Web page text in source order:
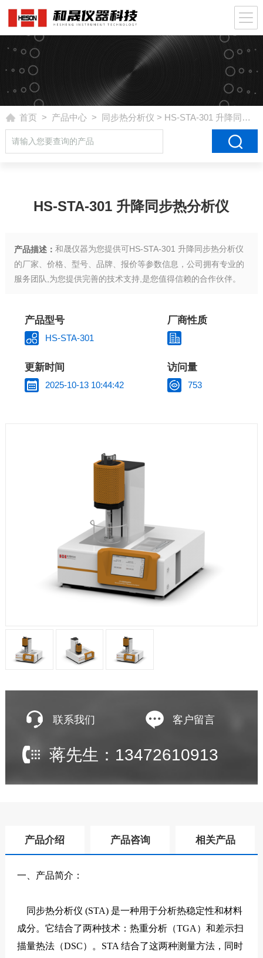
首页 > 产品中心> 同步热分析仪 > HS-STA-301 升降同步热分析仪
HS-STA-301 升降同步热分析仪
产品描述： 和晟仪器为您提供可HS-STA-301 升降同步热分析仪
的厂家、价格、型号、品牌、报价等参数信息，公司拥有专业的
服务团队,为您提供完善的技术支持,是您值得信赖的合作伙伴。
产品型号
HS-STA-301
厂商性质
更新时间
2025-10-13 10:44:42
访问量
753
联系我们 客户留言
蒋先生：13472610913
产品介绍 产品咨询 相关产品
一、产品简介：
同步热分析仪 (STA) 是一种用于分析热稳定性和材料
成分。它结合了两种技术：热重分析（TGA）和差示扫
描量热法（DSC）。STA 结合了这两种测量方法，同时